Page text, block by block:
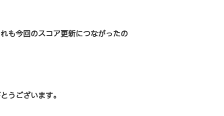
も今回のスコア更新につながったの
うございます。